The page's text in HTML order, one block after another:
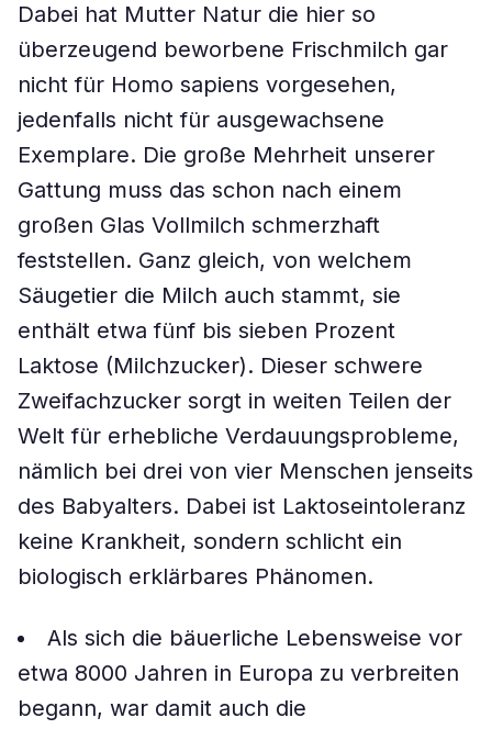
Dabei hat Mutter Natur die hier so
überzeugend beworbene Frischmilch gar
nicht für Homo sapiens vorgesehen,
jedenfalls nicht für ausgewachsene
Exemplare. Die große Mehrheit unserer
Gattung muss das schon nach einem
großen Glas Vollmilch schmerzhaft
feststellen. Ganz gleich, von welchem
Säugetier die Milch auch stammt, sie
enthält etwa fünf bis sieben Prozent
Laktose (Milchzucker). Dieser schwere
Zweifachzucker sorgt in weiten Teilen der
Welt für erhebliche Verdauungsprobleme,
nämlich bei drei von vier Menschen jenseits
des Babyalters. Dabei ist Laktoseintoleranz
keine Krankheit, sondern schlicht ein
biologisch erklärbares Phänomen.
Als sich die bäuerliche Lebensweise vor
etwa 8000 Jahren in Europa zu verbreiten
begann, war damit auch die